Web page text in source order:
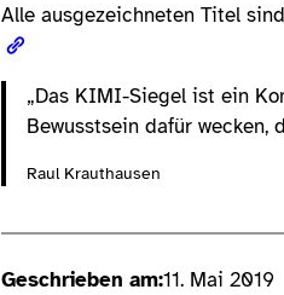
Alle ausgezeichneten Titel
„Das KIMI-Siegel ist ein
Bewusstsein dafür wecken,
Raul Krauthausen
Geschrieben am:11. Mai 2019